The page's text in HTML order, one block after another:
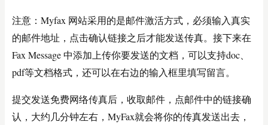
注意：Myfax 网站采用的是邮件激活方式，必须输入真实
的邮件地址，点击确认链接之后才能发送传真。接下来在
Fax Message 中添加上传你要发送的文档，可以支持doc、
pdf等文档格式，还可以在右边的输入框里填写留言。
提交发送免费网络传真后，收取邮件，点邮件中的链接确
认，大约几分钟左右，MyFax就会将你的传真发送出去，